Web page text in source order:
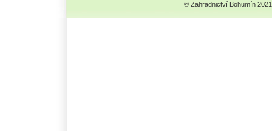
© Zahradnictví Bohumín